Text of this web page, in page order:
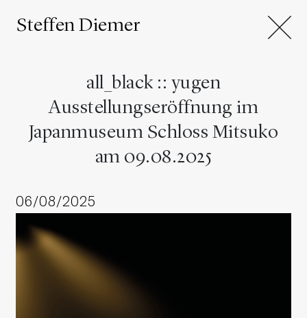
Steffen Diemer
all_black :: yugen
Ausstellungseröffnung im
Japanmuseum Schloss Mitsuko
am 09.08.2025
06/08/2025